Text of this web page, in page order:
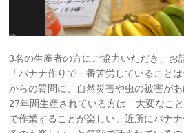
3名の生産者の方にご協力いただき、お
「バナナ作りで一番苦労していること
からの質問に、自然災害や虫の被害があ
27年間生産されている方は「大変なこ
で作業することが楽しい。近所にバナ